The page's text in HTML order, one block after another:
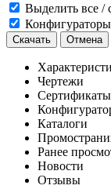
Выделить все /
Конфигураторы
Скачать Отмена
Чертежи
Сертификаты
Каталоги
Ранее
Новости
Отзывы